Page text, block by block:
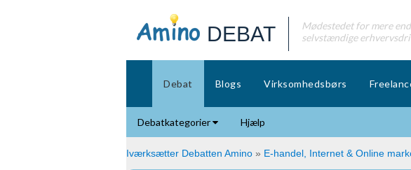
DEBAT
Mødestedet for mere
selvstændige
Debat Blogs Virksomhedsbørs
Debatkategorier Hjælp
Iværksætter Debatten Amino » E-handel, Internet & Online